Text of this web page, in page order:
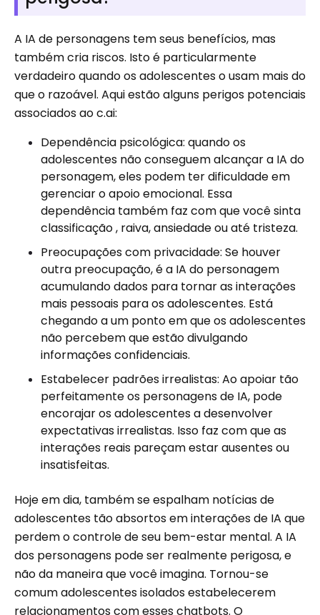
A IA de personagens tem seus benefícios, mas
também cria riscos. Isto é particularmente
verdadeiro quando os adolescentes o usam mais do
que o razoável. Aqui estão alguns perigos potenciais
associados ao c.ai:
Dependência psicológica: quando os
adolescentes não conseguem alcançar a IA do
personagem, eles podem ter dificuldade em
gerenciar o apoio emocional. Essa
dependência também faz com que você sinta
classificação , raiva, ansiedade ou até tristeza.
Preocupações com privacidade: Se houver
outra preocupação, é a IA do personagem
acumulando dados para tornar as interações
mais pessoais para os adolescentes. Está
chegando a um ponto em que os adolescentes
não percebem que estão divulgando
informações confidenciais.
Estabelecer padrões irrealistas: Ao apoiar tão
perfeitamente os personagens de IA, pode
encorajar os adolescentes a desenvolver
expectativas irrealistas. Isso faz com que as
interações reais pareçam estar ausentes ou
insatisfeitas.
Hoje em dia, também se espalham notícias de
adolescentes tão absortos em interações de IA que
perdem o controle de seu bem-estar mental. A IA
dos personagens pode ser realmente perigosa, e
não da maneira que você imagina. Tornou-se
comum adolescentes isolados estabelecerem
relacionamentos com esses chatbots. O